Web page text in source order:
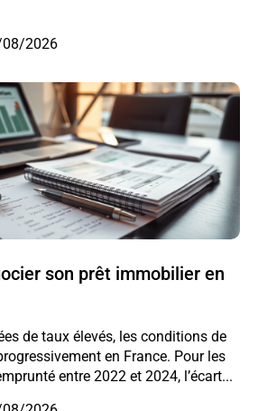
2026
son prêt immobilier en
de taux élevés, les conditions de
en France. Pour les
entre 2022 et 2024, l’écart...